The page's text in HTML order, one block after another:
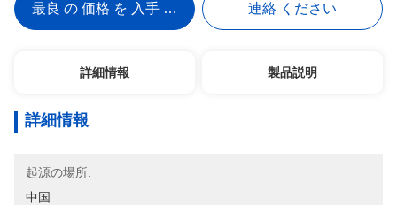
最良 の 価格 を 入手 する 連絡 ください
詳細情報 製品説明
詳細情報
起源の場所:
中国